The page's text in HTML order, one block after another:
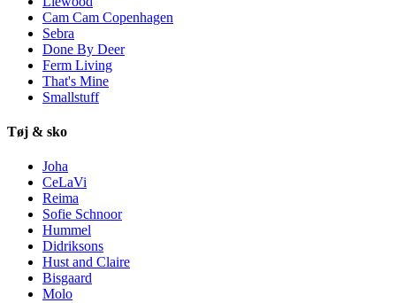
Cam Cam Copenhagen
Sebra
Done By Deer
Ferm Living
That's Mine
Smallstuff
Tøj & sko
Joha
CeLaVi
Reima
Sofie Schnoor
Hummel
Didriksons
Hust and Claire
Bisgaard
Molo